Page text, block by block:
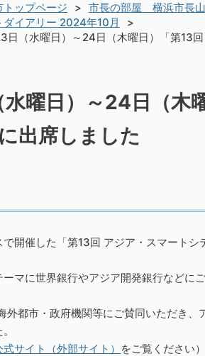
トップページ 市長の部屋 横浜市長
ダイアリー 2024年10月
日（水曜日）～24日（木曜日）「第13
曜日）～24日（木
出席しました
開催した「第13回 アジア・スマート
マに世界銀行やアジア開発銀行など
外都市・政府機関等にご賛同いただき
式サイト（外部サイト） をご覧ください）